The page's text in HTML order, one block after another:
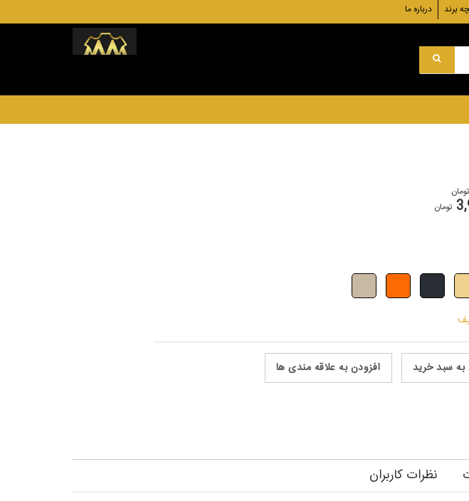
برند درباره ما
تومان
تومان
به سبد خرید افزودن به علاقه مندی ها
نظرات کاربران